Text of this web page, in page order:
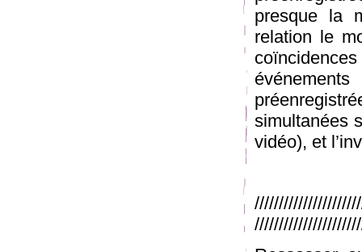
presque la
relation le
simultanées
vidéo), et